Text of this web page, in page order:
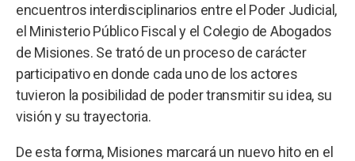
encuentros interdisciplinarios entre el Poder Judicial,
el Ministerio Público Fiscal y el Colegio de Abogados
de Misiones. Se trató de un proceso de carácter
participativo en donde cada uno de los actores
tuvieron la posibilidad de poder transmitir su idea, su
visión y su trayectoria.
De esta forma, Misiones marcará un nuevo hito en el